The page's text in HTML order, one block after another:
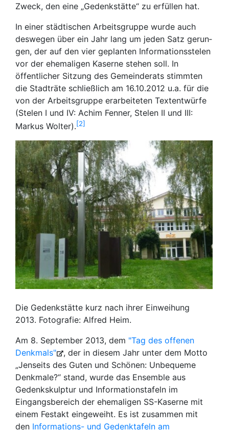
Zweck, den eine „Gedenkstätte“ zu er­fül­len hat.
In einer städ­ti­schen Ar­beits­grup­pe wurde auch
deswegen über ein Jahr lang um jeden Satz ge­run­
gen, der auf den vier ge­plan­ten Informationss­te­len
vor der ehe­ma­li­gen Ka­ser­ne stehen soll. In
öffentlicher Sitzung des Gemeinderats stimmten
die Stadträte schließlich am 16.10.2012 u.a. für die
von der Arbeitsgruppe erarbeiteten Textentwürfe
(Stelen I und IV: Achim Fenner, Stelen II und III:
Markus Wolter). 2
Die Gedenkstätte kurz nach ihrer Einweihung
2013. Fotografie: Alfred Heim.
Am 8. September 2013, dem "Tag des offenen
Denkmals"
, der in diesem Jahr unter dem Motto
„Jenseits des Guten und Schönen: Unbequeme
Denkmale?“ stand, wurde das Ensemble aus
Gedenkskulptur und Informationstafeln im
Eingangsbereich der ehemaligen SS-Kaserne mit
einem Festakt eingeweiht. Es ist zusammen mit
den Informations- und Gedenktafeln am